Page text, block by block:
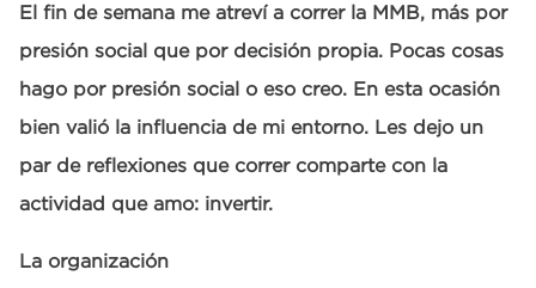
El fin de semana me atreví a correr la MMB, más por
presión social que por decisión propia. Pocas cosas
hago por presión social o eso creo. En esta ocasión
bien valió la influencia de mi entorno. Les dejo un
par de reflexiones que correr comparte con la
actividad que amo: invertir.
La organización